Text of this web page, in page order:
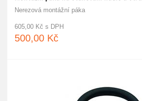
Nerezová montážní páka
605,00 Kč s DPH
500,00 Kč